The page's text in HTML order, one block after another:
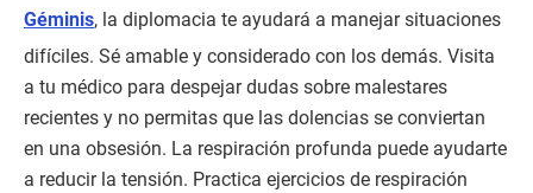
Géminis, la diplomacia te ayudará a manejar situaciones
difíciles. Sé amable y considerado con los demás. Visita
a tu médico para despejar dudas sobre malestares
recientes y no permitas que las dolencias se conviertan
en una obsesión. La respiración profunda puede ayudarte
a reducir la tensión. Practica ejercicios de respiración